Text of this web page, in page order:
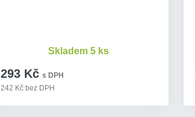
293 Kč s DPH
242 Kč bez DPH
Skladem 5 ks